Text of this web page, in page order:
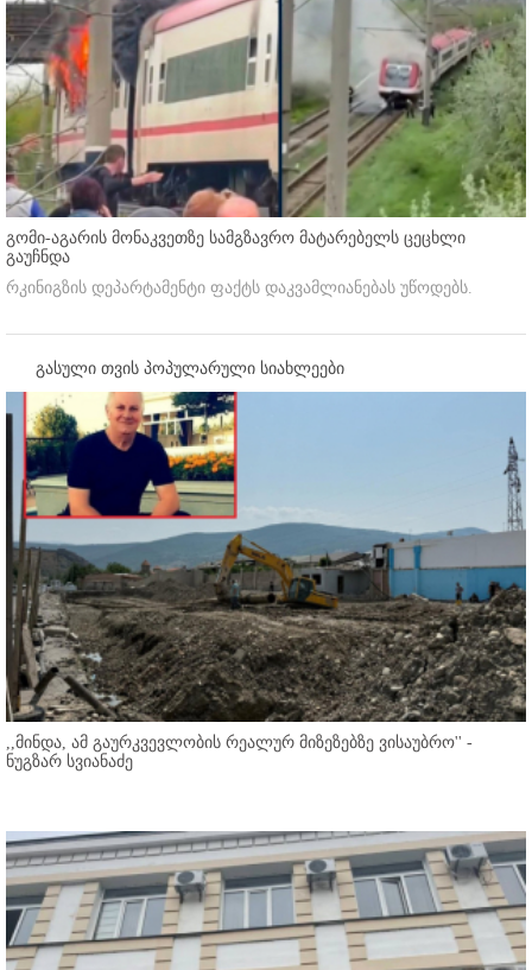
გომი-აგარის მონაკვეთზე სამგზავრო მატარებელს ცეცხლი
გაუჩნდა
რკინიგზის დეპარტამენტი ფაქტს დაკვამლიანებას უწოდებს.
გასული თვის პოპულარული სიახლეები
,,მინდა, ამ გაურკვევლობის რეალურ მიზეზებზე ვისაუბრო'' -
ნუგზარ სვიანაძე